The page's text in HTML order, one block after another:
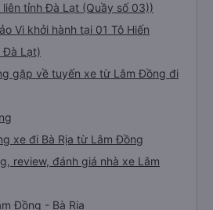
liên tỉnh Đà Lạt (Quầy số 03))
Vi khởi hành tại 01 Tô Hiến
Đà Lạt)
gặp về tuyến xe từ Lâm Đồng đi
xe đi Bà Rịa từ Lâm Đồng
review, đánh giá nhà xe Lâm
Đồng - Bà Rịa